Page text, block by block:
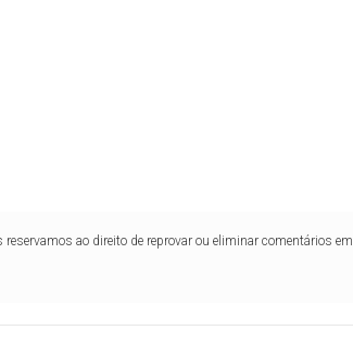
ao direito de reprovar ou eliminar comentários em